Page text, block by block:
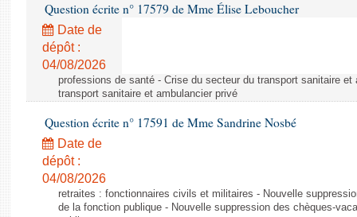
Question écrite n° 17579 de Mme Élise Leboucher
Date de
dépôt :
04/08/2026
professions de santé - Crise du secteur du transport sanitaire
transport sanitaire et ambulancier privé
Question écrite n° 17591 de Mme Sandrine Nosbé
Date de
dépôt :
04/08/2026
retraites : fonctionnaires civils et militaires - Nouvelle
de la fonction publique - Nouvelle suppression des chèques-